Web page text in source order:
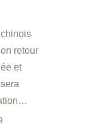
retour
et